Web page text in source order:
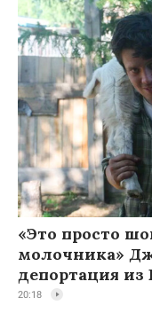
«Это просто
молочника»
депортация из
20:18